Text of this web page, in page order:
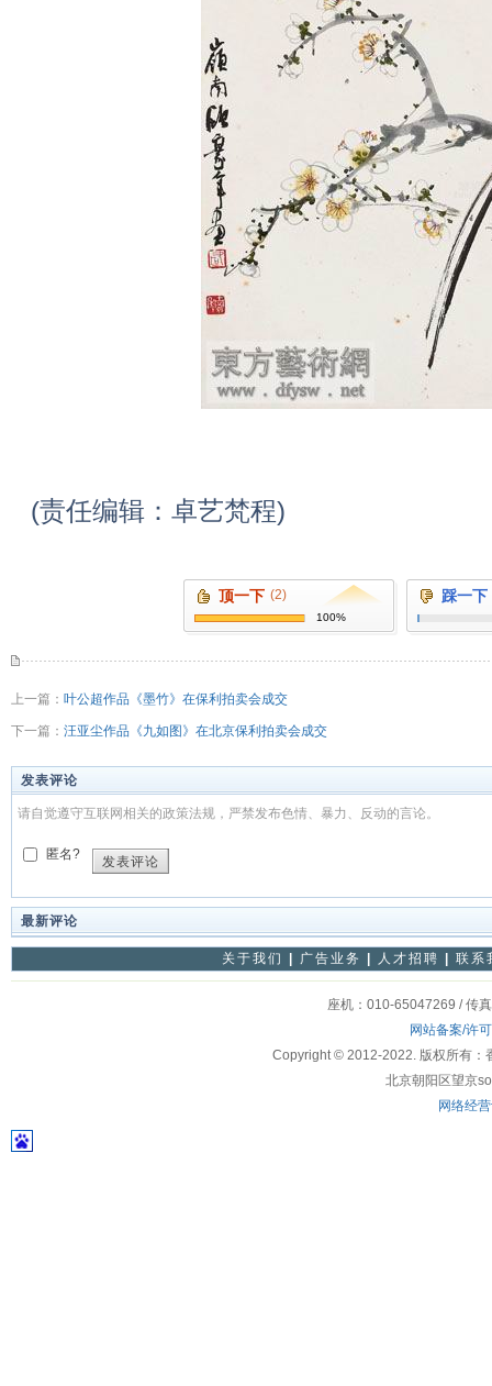
(责任编辑：卓艺梵程)
顶一下 (2)
100%
踩一下
上一篇： 叶公超作品《墨竹》在保利拍卖会成交
下一篇： 汪亚尘作品《九如图》在北京保利拍卖会成交
发表评论
请自觉遵守互联网相关的政策法规，严禁发布色情、暴力、反动的言论。
匿名?
发表评论
最新评论
关于我们 广告业务 人才招聘 联系
座机：010-65047269 / 传
网站备案/许
Copyright © 2012-2022. 版权所有：
北京朝阳区望京
网络经